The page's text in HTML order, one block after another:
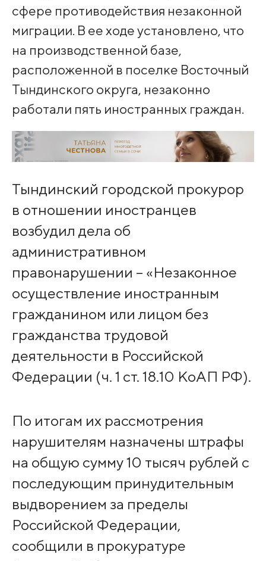
сфере противодействия незаконной
миграции. В ее ходе установлено, что
на производственной базе,
расположенной в поселке Восточный
Тындинского округа, незаконно
работали пять иностранных граждан.
Тындинский городской прокурор
в отношении иностранцев
возбудил дела об
административном
правонарушении – «Незаконное
осуществление иностранным
гражданином или лицом без
гражданства трудовой
деятельности в Российской
Федерации (ч. 1 ст. 18.10 КоАП РФ).
По итогам их рассмотрения
нарушителям назначены штрафы
на общую сумму 10 тысяч рублей с
последующим принудительным
выдворением за пределы
Российской Федерации,
сообщили в прокуратуре